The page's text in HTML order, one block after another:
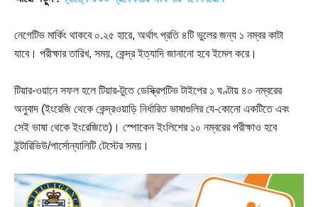
নেগেটিভ মার্কিং থাকবে ০.২৫ হারে, অর্থাৎ প্রতি ৪টি ভুলের জন্য ১ নম্বর কাটা
যাবে। পরীক্ষার তারিখ, সময়, কেন্দ্র ইত্যাদি জানানো হবে ইমেল করে।
টিয়ার-ওয়ানে সফল হলে টিয়ার-টুতে ডেস্ক্রিপটিভ টাইপের ১ ঘণ্টায় ৪০ নম্বরের
অনুবাদ (ইংরেজি থেকে কেন্দ্রওয়াড়ি নির্ধারিত ভাষাগুলির যে-কোনো একটিতে এবং
সেই ভাষা থেকে ইংরেজিতে)। স্পোকেন ইংলিশের ১০ নম্বরের পরীক্ষাও হবে
ইন্টারিভিউ/পার্সোন্যালিটি টেস্টের সময়।